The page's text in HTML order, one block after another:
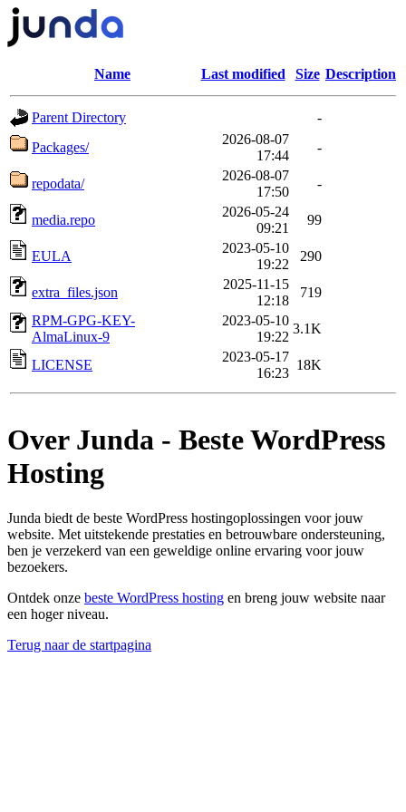
Name Last modified Size Description
Parent Directory
-
Packages/
2026-08-07
17:44
-
repodata/
2026-08-07
17:50
-
media.repo
2026-05-24
09:21
99
EULA
2023-05-10
19:22
290
extra_files.json
2025-11-15
12:18
719
RPM-GPG-KEY-
AlmaLinux-9
2023-05-10
19:22
3.1K
LICENSE
2023-05-17
16:23
18K
Over Junda - Beste WordPress
Hosting
Junda biedt de beste WordPress hostingoplossingen voor jouw
website. Met uitstekende prestaties en betrouwbare ondersteuning,
ben je verzekerd van een geweldige online ervaring voor jouw
bezoekers.
Ontdek onze beste WordPress hosting en breng jouw website naar
een hoger niveau.
Terug naar de startpagina